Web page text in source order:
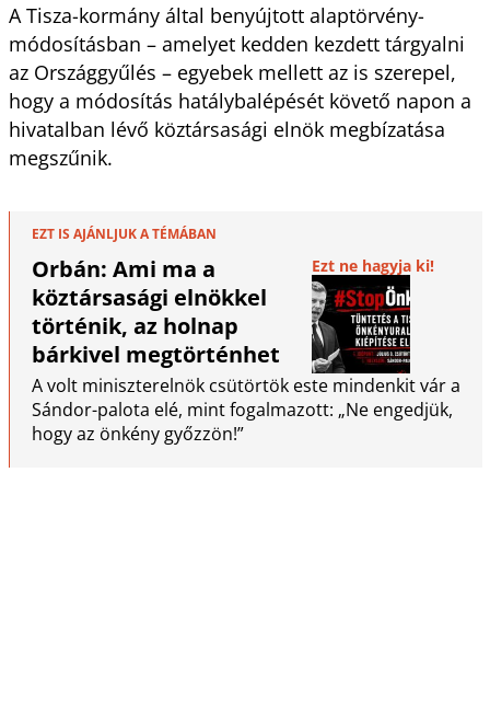
A Tisza-kormány által benyújtott alaptörvény-
módosításban – amelyet kedden kezdett tárgyalni
az Országgyűlés – egyebek mellett az is szerepel,
hogy a módosítás hatálybalépését követő napon a
hivatalban lévő köztársasági elnök megbízatása
megszűnik.
EZT IS AJÁNLJUK A TÉMÁBAN
Orbán: Ami ma a
köztársasági elnökkel
történik, az holnap
bárkivel megtörténhet
Ezt ne hagyja ki!
A volt miniszterelnök csütörtök este mindenkit vár a
Sándor-palota elé, mint fogalmazott: „Ne engedjük,
hogy az önkény győzzön!”